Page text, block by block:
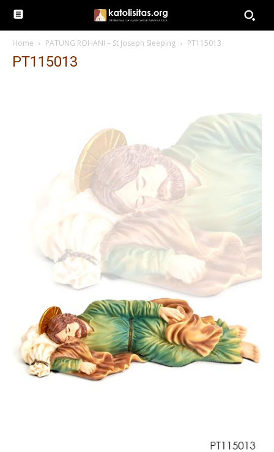
Home PATUNG ROHANI – St Joseph Sleeping PT115013
PT115013